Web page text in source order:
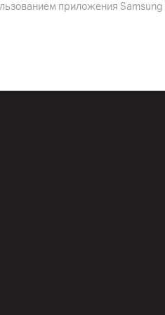
До 10.2 часов
IP69
GSM (2G) 850/
1/2/3/4/5/7/8/
n1/n2/n3/n5/
приложения Samsung